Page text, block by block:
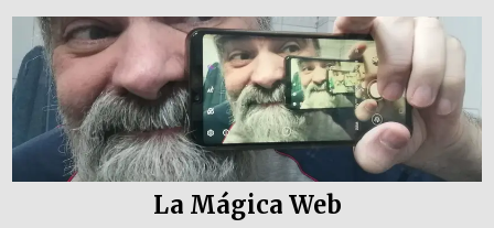
Skip
content
La Mágica Web